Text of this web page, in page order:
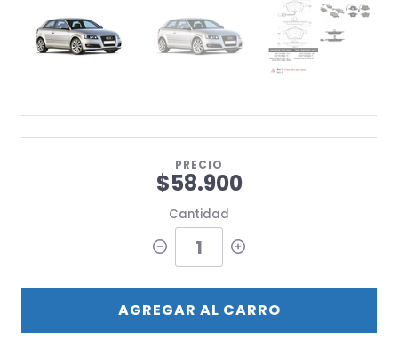
PRECIO
$58.900
Cantidad
AGREGAR AL CARRO